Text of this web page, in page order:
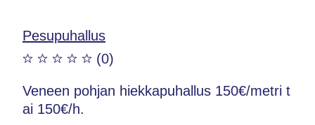
Pesupuhallus
(0)
Veneen pohjan hiekkapuhallus 150€/metri t
ai 150€/h.